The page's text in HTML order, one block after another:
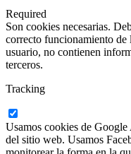
Required
Son cookies necesarias.
correcto funcionamiento de
usuario, no contienen
terceros.
Tracking
Usamos cookies de
del sitio web. Usamos